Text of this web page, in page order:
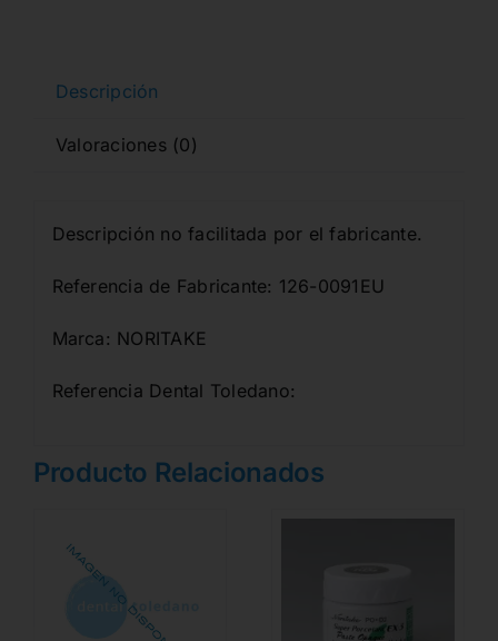
Descripción
Valoraciones (0)
Descripción no facilitada por el fabricante.
Referencia de Fabricante: 126-0091EU
Marca: NORITAKE
Referencia Dental Toledano:
Producto Relacionados